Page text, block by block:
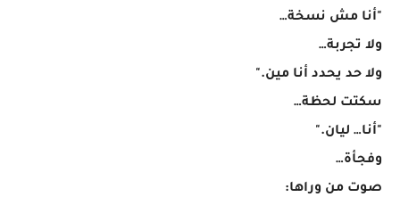
"أنا مش نسخة…
ولا تجربة…
ولا حد يحدد أنا مين."
سكتت لحظة…
"أنا… ليان."
وفجأة…
صوت من وراها: